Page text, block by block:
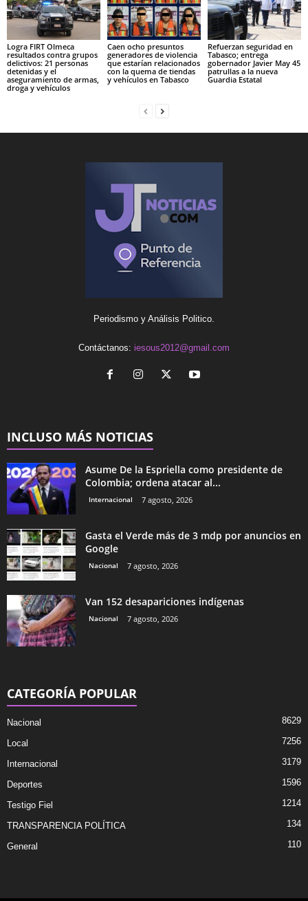
Logra FIRT Olmeca
resultados contra grupos
delictivos: 21 personas
detenidas y el
aseguramiento de armas,
droga y vehículos
Caen ocho presuntos
generadores de violencia
que estarían relacionados
con la quema de tiendas
y vehículos en Tabasco
Refuerzan seguridad en
Tabasco; entrega
gobernador Javier May 45
patrullas a la nueva
Guardia Estatal
Periodismo y Análisis Politico.
Contáctanos: iesous2012@gmail.com
INCLUSO MÁS NOTICIAS
Asume De la Espriella como presidente de
Colombia; ordena atacar al...
Internacional 7 agosto, 2026
Gasta el Verde más de 3 mdp por anuncios en
Google
Nacional 7 agosto, 2026
Van 152 desapariciones indígenas
Nacional 7 agosto, 2026
CATEGORÍA POPULAR
Nacional 8629
Local 7256
Internacional 3179
Deportes 1596
Testigo Fiel 1214
TRANSPARENCIA POLÍTICA 134
General 110